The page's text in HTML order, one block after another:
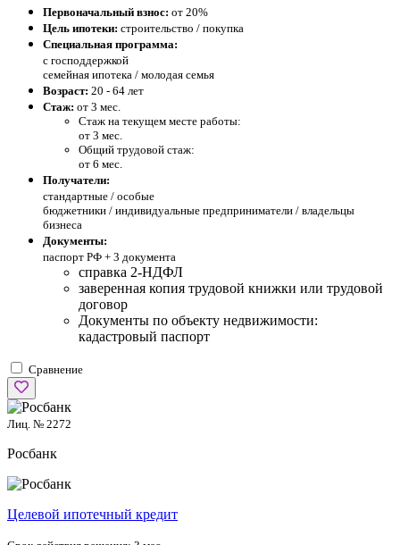
Первоначальный взнос: от 20%
Цель ипотеки: строительство / покупка
Специальная программа:
с господдержкой
семейная ипотека / молодая семья
Возраст: 20 - 64 лет
Стаж: от 3 мес.
Стаж на текущем месте работы:
от 3 мес.
Общий трудовой стаж:
от 6 мес.
Получатели:
стандартные / особые
бюджетники / индивидуальные предприниматели / владельцы
бизнеса
Документы:
паспорт РФ + 3 документа
справка 2-НДФЛ
заверенная копия трудовой книжки или трудовой
договор
Документы по объекту недвижимости:
кадастровый паспорт
Сравнение
Лиц. № 2272
Росбанк
Целевой ипотечный кредит